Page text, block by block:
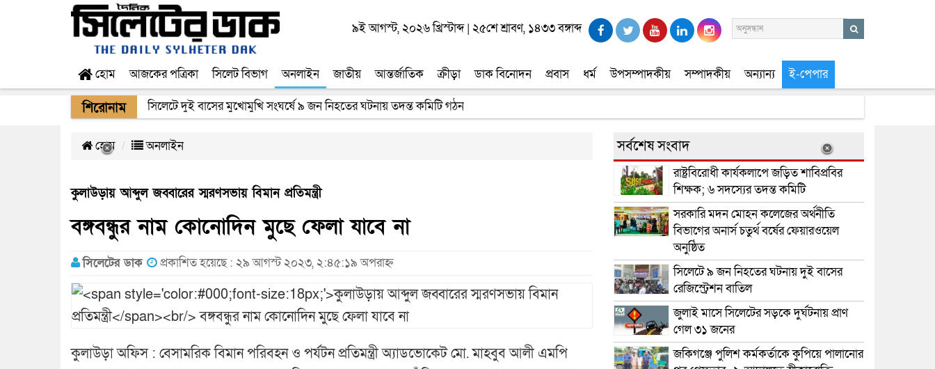
৯ই আগস্ট, ২০২৬ খ্রিস্টাব্দ| ২৫শে শ্রাবণ, ১৪৩৩ বঙ্গাব্দ
হোম আজকের পত্রিকা সিলেট বিভাগ অনলাইন জাতীয় আন্তর্জাতিক ক্রীড়া ডাক বিনোদন প্রবাস ধর্ম উপসম্পাদকীয় সম্পাদকীয় অন্যান্য ই-পেপার
শিরোনাম সিলেটে দুই বাসের মুখোমুখি সংঘর্ষে ৯ জন নিহতের ঘটনায় তদন্ত কমিটি গঠন
হোম অনলাইন
কুলাউড়ায় আব্দুল জব্বারের স্মরণসভায় বিমান প্রতিমন্ত্রী
বঙ্গবন্ধুর নাম কোনোদিন মুছে ফেলা যাবে না
সিলেটের ডাক প্রকাশিত হয়েছে : ২৯ আগস্ট ২০২৩, ২:৪৫:১৯ অপরাহ্ন
কুলাউড়া অফিস : বেসামরিক বিমান পরিবহন ও পর্যটন প্রতিমন্ত্রী অ্যাডভোকেট মো. মাহবুব আলী এমপি
সর্বশেষ সংবাদ
রাষ্ট্রবিরোধী কার্যকলাপে জড়িত শাবিপ্রবির
শিক্ষক; ৬ সদস্যের তদন্ত কমিটি
সরকারি মদন মোহন কলেজের অর্থনীতি
বিভাগের অনার্স চতুর্থ বর্ষের ফেয়ারওয়েল
অনুষ্ঠিত
সিলেটে ৯ জন নিহতের ঘটনায় দুই বাসের
রেজিস্ট্রেশন বাতিল
জুলাই মাসে সিলেটের সড়কে দুর্ঘটনায় প্রাণ
গেল ৩১ জনের
জকিগঞ্জে পুলিশ কর্মকর্তাকে কুপিয়ে পালানোর